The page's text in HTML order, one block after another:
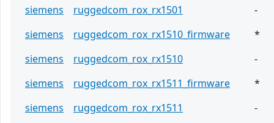
siemens
ruggedcom_rox_rx1501
-
siemens
ruggedcom_rox_rx1510_firmware
*
siemens
ruggedcom_rox_rx1510
-
siemens
ruggedcom_rox_rx1511_firmware
*
siemens
ruggedcom_rox_rx1511
-